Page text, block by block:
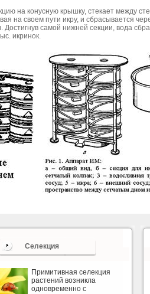
на конусную крышку, стекает между
на своем пути икру, и сбрасывается
самой нижней секции, вода
икринок.
Селекция
Примитивная селекция
растений возникла
одновременно с